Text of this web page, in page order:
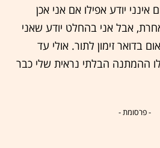
אינני יודע אפילו אם אני אכן
אבל אני בהחלט יודע שאני
בדואר זימון לתור. אולי עד
ההמתנה הבלתי נראית שלי כבר
- פרסומת -